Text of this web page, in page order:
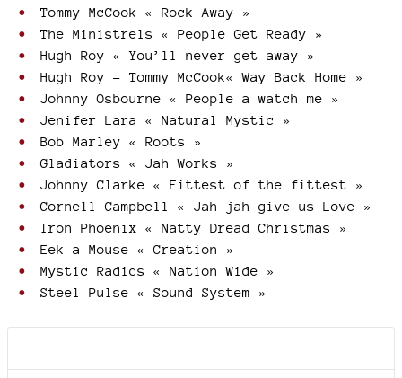
Tommy McCook « Rock Away »
The Ministrels « People Get Ready »
Hugh Roy « You’ll never get away »
Hugh Roy – Tommy McCook« Way Back Home »
Johnny Osbourne « People a watch me »
Jenifer Lara « Natural Mystic »
Bob Marley « Roots »
Gladiators « Jah Works »
Johnny Clarke « Fittest of the fittest »
Cornell Campbell « Jah jah give us Love »
Iron Phoenix « Natty Dread Christmas »
Eek-a-Mouse « Creation »
Mystic Radics « Nation Wide »
Steel Pulse « Sound System »